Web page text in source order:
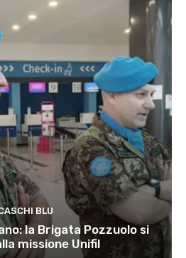
BLU
la Brigata Pozzuolo si
missione Unifil